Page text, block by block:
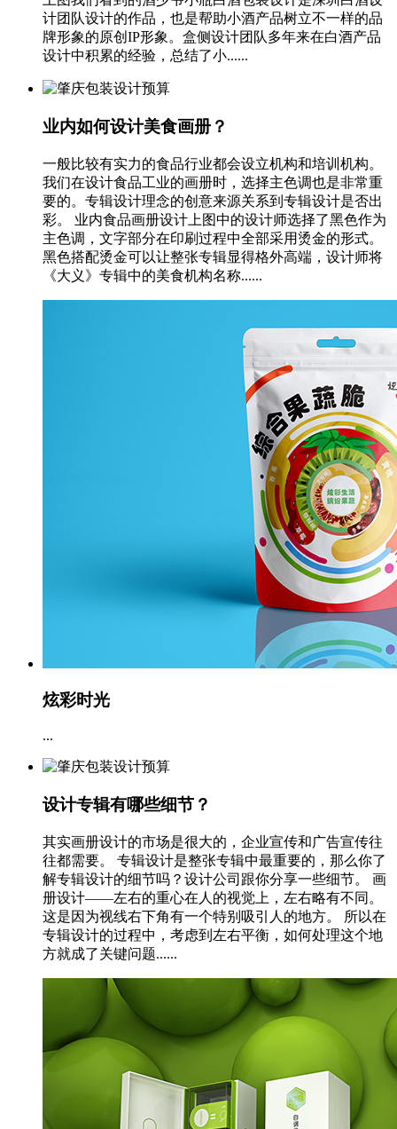
计团队设计的作品，也是帮助小酒产品树立不一样的品
牌形象的原创IP形象。盒侧设计团队多年来在白酒产品
设计中积累的经验，总结了小......
业内如何设计美食画册？
一般比较有实力的食品行业都会设立机构和培训机构。
我们在设计食品工业的画册时，选择主色调也是非常重
要的。专辑设计理念的创意来源关系到专辑设计是否出
彩。 业内食品画册设计上图中的设计师选择了黑色作为
主色调，文字部分在印刷过程中全部采用烫金的形式。
黑色搭配烫金可以让整张专辑显得格外高端，设计师将
《大义》专辑中的美食机构名称......
炫彩时光
...
设计专辑有哪些细节？
其实画册设计的市场是很大的，企业宣传和广告宣传往
往都需要。 专辑设计是整张专辑中最重要的，那么你了
解专辑设计的细节吗？设计公司跟你分享一些细节。 画
册设计——左右的重心在人的视觉上，左右略有不同。
这是因为视线右下角有一个特别吸引人的地方。 所以在
专辑设计的过程中，考虑到左右平衡，如何处理这个地
方就成了关键问题......